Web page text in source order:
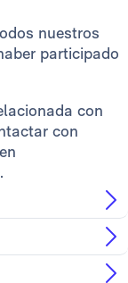
nuestros
participado
con
con
.